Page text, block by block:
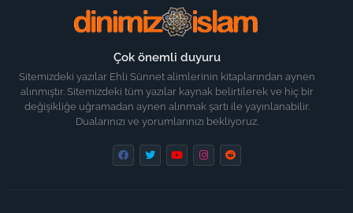
Çok önemli duyuru
Sitemizdeki yazılar Ehli Sünnet alimlerinin kitaplarından aynen
alınmıştır. Sitemizdeki tüm yazılar kaynak belirtilerek ve hiç bir
değişikliğe uğramadan aynen alınmak şartı ile yayınlanabilir.
Dualarınızı ve yorumlarınızı bekliyoruz.